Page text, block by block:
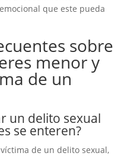
que este pueda
sobre
menor y
de un
un delito sexual
se enteren?
de un delito sexual,